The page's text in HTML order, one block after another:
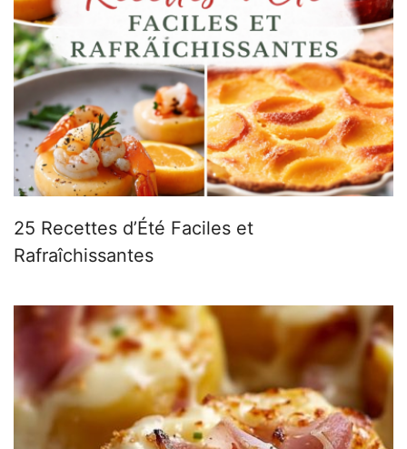
25 Recettes d’Été Faciles et
Rafraîchissantes